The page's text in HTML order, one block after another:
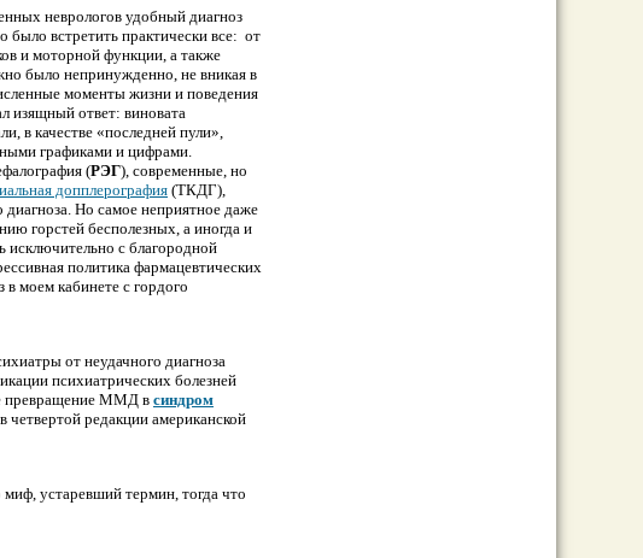
неврологов удобный диагноз
встретить практически все: от
и моторной функции, а также
было непринужденно, не вникая в
моменты жизни и поведения
изящный ответ: виновата
в качестве «последней пули»,
гpaфиками и цифpaми.
(РЭГ), современные, но
допплеpoграфия (ТКДГ),
Но caмое неприятное даже
горстей бесполезных, а иногда и
исключительно с благородной
политика фapмацевтических
моем кабинете с гордого
от неудачного диагноза
психиатрических болезней
превращение ММД в синдром
четвертой редакции американской
устаревший термин, тогда что